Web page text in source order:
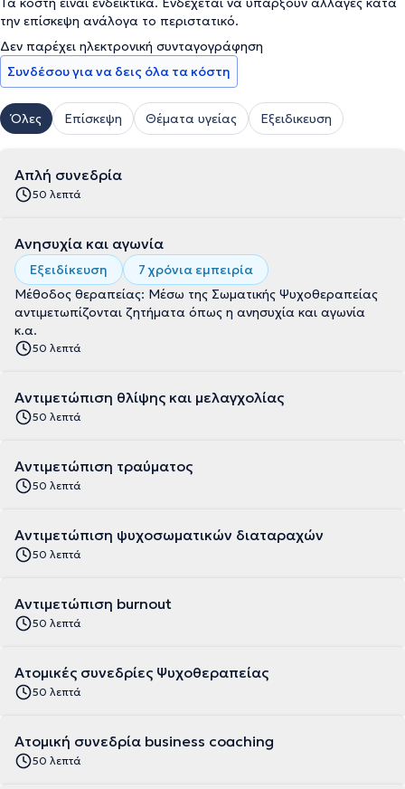
την επίσκεψη ανάλογα το περιστατικό.
Δεν παρέχει ηλεκτρονική συνταγογράφηση
Συνδέσου για να δεις όλα τα κόστη
Όλες Επίσκεψη Θέματα υγείας Εξειδικευση
Απλή συνεδρία
50 λεπτά
Ανησυχία και αγωνία
Εξειδίκευση
7 χρόνια εμπειρία
Μέθοδος θεραπείας: Μέσω της Σωματικής Ψυχοθεραπείας
αντιμετωπίζονται ζητήματα όπως η ανησυχία και αγωνία
κ.α.
50 λεπτά
Αντιμετώπιση θλίψης και μελαγχολίας
50 λεπτά
Αντιμετώπιση τραύματος
50 λεπτά
Αντιμετώπιση ψυχοσωματικών διαταραχών
50 λεπτά
Αντιμετώπιση burnout
50 λεπτά
Ατομικές συνεδρίες Ψυχοθεραπείας
50 λεπτά
Ατομική συνεδρία business coaching
50 λεπτά